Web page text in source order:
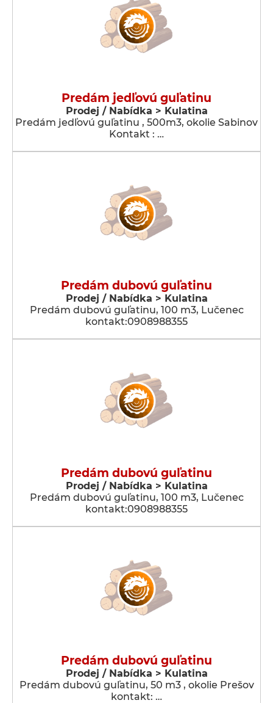
Predám jedľovú guľatinu
Prodej / Nabídka > Kulatina
Predám jedľovú guľatinu , 500m3, okolie Sabinov
Kontakt : …
Predám dubovú guľatinu
Prodej / Nabídka > Kulatina
Predám dubovú guľatinu, 100 m3, Lučenec
kontakt:0908988355
Predám dubovú guľatinu
Prodej / Nabídka > Kulatina
Predám dubovú guľatinu, 100 m3, Lučenec
kontakt:0908988355
Predám dubovú guľatinu
Prodej / Nabídka > Kulatina
Predám dubovú guľatinu, 50 m3 , okolie Prešov
kontakt: …